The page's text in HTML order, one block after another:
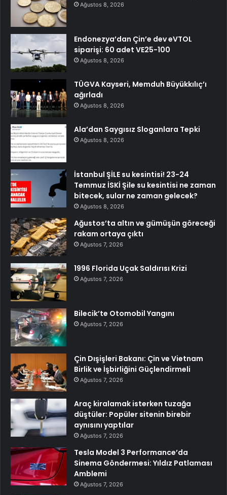
Ağustos 8, 2026
Endonezya’dan Çin’e dev eVTOL
siparişi: 60 adet VE25-100
Ağustos 8, 2026
TÜGVA Kayseri, Memduh Büyükkılıç’ı
ağırladı
Ağustos 8, 2026
Ala’dan Saygısız Sloganlara Tepki
Ağustos 8, 2026
İstanbul ŞİLE su kesintisi! 23-24
Temmuz İSKİ Şile su kesintisi ne zaman
bitecek, sular ne zaman gelecek?
Ağustos 8, 2026
Ağustos’ta altın ve gümüşün göreceği
rakam ortaya çıktı
Ağustos 7, 2026
1996 Florida Uçak Saldırısı Krizi
Ağustos 7, 2026
Bilecik’te Otomobil Yangını
Ağustos 7, 2026
Çin Dışişleri Bakanı: Çin ve Vietnam
Birlik ve İşbirliğini Güçlendirmeli
Ağustos 7, 2026
Araç kiralamak isterken tuzağa
düştüler: Popüler sitenin birebir
aynısını yaptılar
Ağustos 7, 2026
Tesla Model 3 Performance’da
Sinema Göndermesi: Yıldız Patlaması
Amblemi
Ağustos 7, 2026